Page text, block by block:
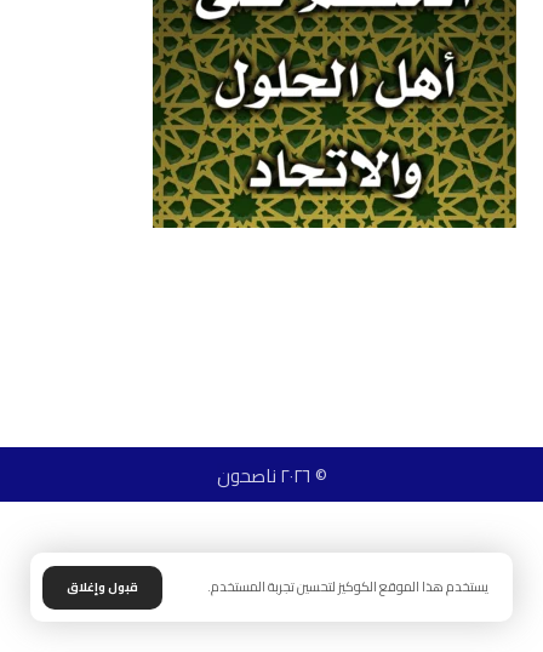
© ٢٠٢٦ ناصحون
يستخدم هذا الموقع الكوكيز لتحسين تجربة المستخدم. قبول وإغلاق